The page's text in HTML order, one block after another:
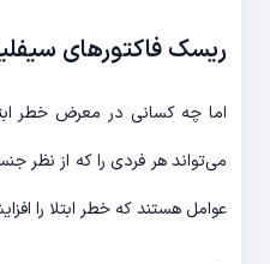
ریسک فاکتورهای
اما چه کسانی در معرض خطر
می‌تواند هر فردی را که از نظر
عوامل هستند که خطر ابتلا را